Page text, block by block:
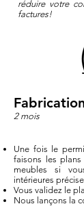
réduire votre
factures!
2 mois
Une fois le
faisons les
meubles si
intérieures
Vous validez le
Nous lançons la